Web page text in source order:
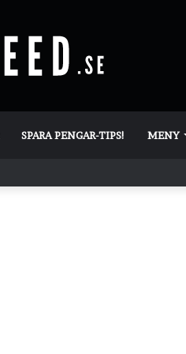
SPARA PENGAR-TIPS! MENY